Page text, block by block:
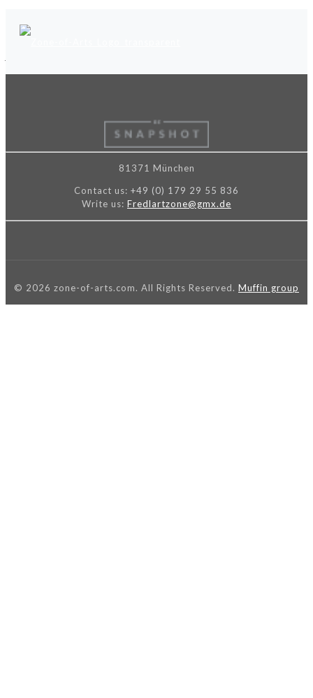
81371 München
Contact us: +49 (0) 179 29 55 836
Write us: Fredlartzone@gmx.de
© 2026 zone-of-arts.com. All Rights Reserved. Muffin group